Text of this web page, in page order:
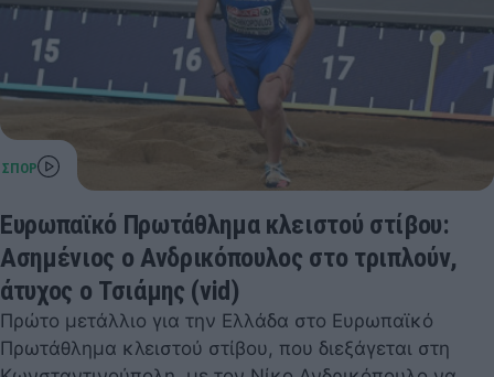
Ευρωπαϊκό Πρωτάθλημα κλειστού στίβου:
Ασημένιος ο Ανδρικόπουλος στο τριπλούν,
άτυχος ο Τσιάμης (vid)
Πρώτο μετάλλιο για την Ελλάδα στο Ευρωπαϊκό
Πρωτάθλημα κλειστού στίβου, που διεξάγεται στη